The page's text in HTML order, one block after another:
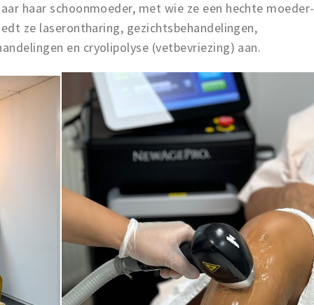
haar schoonmoeder, met wie ze een hechte moeder-
ze laserontharing, gezichtsbehandelingen,
en cryolipolyse (vetbevriezing) aan.